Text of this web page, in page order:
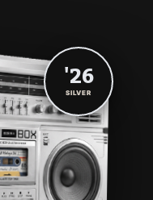
'26
SILVER